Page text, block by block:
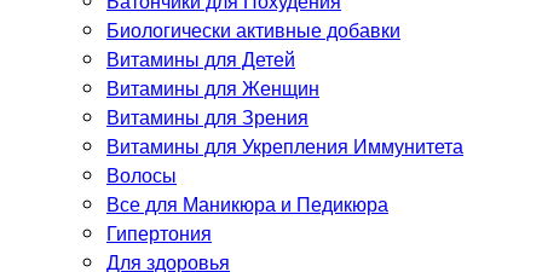
Биологически активные добавки
Витамины для Детей
Витамины для Женщин
Витамины для Зрения
Витамины для Укрепления Иммунитета
Волосы
Все для Маникюра и Педикюра
Гипертония
Для здоровья